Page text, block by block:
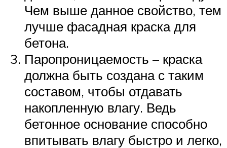
Чем выше данное свойство, тем
лучше фасадная краска для
бетона.
Паропроницаемость – краска
должна быть создана с таким
составом, чтобы отдавать
накопленную влагу. Ведь
бетонное основание способно
впитывать влагу быстро и легко,